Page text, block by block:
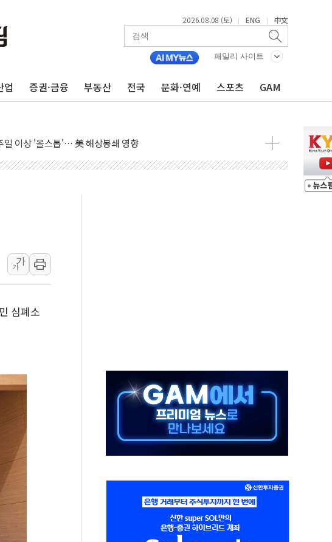
2026.08.08 (토) | ENG | 中文
패밀리 사이트
업 증권·금융 부동산 전국 문화·연예 스포츠 GAM
인상 가능성 낮아지며 상승… STOXX 600 지수는 나흘 연속 최고치
동결 전망 우세
면 다음 주"
령…트럼프 제동
개입했나" 촉각
쇼크에 반도체주 '활짝'
월 금리 인상 기대 후퇴
결
우드플레어·태양광주↑ VS 트레이드데스크·웬디스↓
자 7359명 끝까지 찾겠다"
엔 톤 낮춰
포항시 '시끌'
…수도권 집중 완화 전환점"
가
가
심폐소